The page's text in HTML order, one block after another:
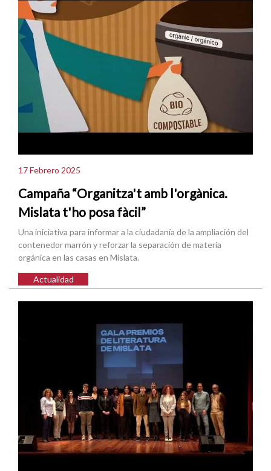
17 Febrero 2025
Campaña “Organitza't amb l'orgànica.
Mislata t'ho posa fàcil”
Una iniciativa para informar a la ciudadanía de la ampliación del
contenedor marrón y reforzar la separación de materia
orgánica en las casas en Mislata.
Actualidad